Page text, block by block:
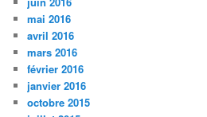
mai 2016
avril 2016
mars 2016
février 2016
janvier 2016
octobre 2015